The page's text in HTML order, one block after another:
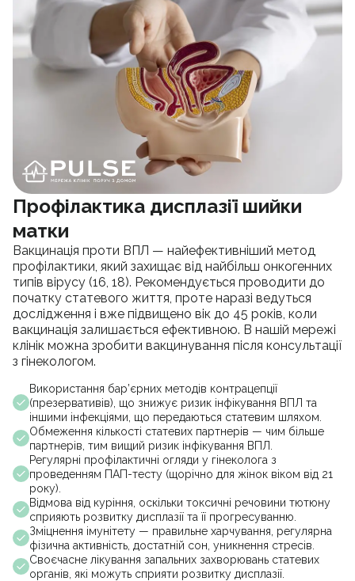
Профілактика дисплазії шийки
матки
Вакцинація проти ВПЛ — найефективніший метод
профілактики, який захищає від найбільш онкогенних
типів вірусу (16, 18). Рекомендується проводити до
початку статевого життя, проте наразі ведуться
дослідження і вже підвищено вік до 45 років, коли
вакцинація залишається ефективною. В нашій мережі
клінік можна зробити вакцинування після консультації
з гінекологом.
Використання бар’єрних методів контрацепції
(презервативів), що знижує ризик інфікування ВПЛ та
іншими інфекціями, що передаються статевим шляхом.
Обмеження кількості статевих партнерів — чим більше
партнерів, тим вищий ризик інфікування ВПЛ.
Регулярні профілактичні огляди у гінеколога з
проведенням ПАП-тесту (щорічно для жінок віком від 21
року).
Відмова від куріння, оскільки токсичні речовини тютюну
сприяють розвитку дисплазії та її прогресуванню.
Зміцнення імунітету — правильне харчування, регулярна
фізична активність, достатній сон, уникнення стресів.
Своєчасне лікування запальних захворювань статевих
органів, які можуть сприяти розвитку дисплазії.